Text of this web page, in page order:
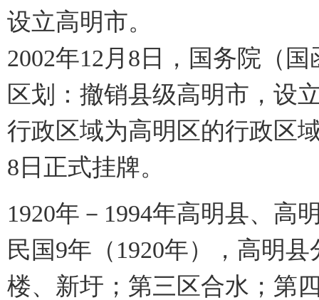
设立高明市。
2002年12月8日，国务院（
区划：撤销县级高明市，设
行政区域为高明区的行政区
8日正式挂牌。
1920年－1994年高明县、高
民国9年（1920年），高明
楼、新圩；第三区合水；第